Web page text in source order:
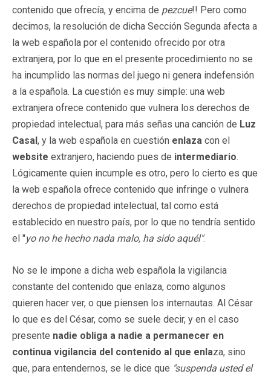
contenido que ofrecía, y encima de pezcue!! Pero como
decimos, la resolución de dicha Sección Segunda afecta a
la web española por el contenido ofrecido por otra
extranjera, por lo que en el presente procedimiento no se
ha incumplido las normas del juego ni genera indefensión
a la española. La cuestión es muy simple: una web
extranjera ofrece contenido que vulnera los derechos de
propiedad intelectual, para más señas una canción de Luz
Casal, y la web española en cuestión enlaza con el
website extranjero, haciendo pues de intermediario.
Lógicamente quien incumple es otro, pero lo cierto es que
la web española ofrece contenido que infringe o vulnera
derechos de propiedad intelectual, tal como está
establecido en nuestro país, por lo que no tendría sentido
el "yo no he hecho nada malo, ha sido aquél".
No se le impone a dicha web española la vigilancia
constante del contenido que enlaza, como algunos
quieren hacer ver, o que piensen los internautas. Al César
lo que es del César, como se suele decir, y en el caso
presente nadie obliga a nadie a permanecer en
continua vigilancia del contenido al que enlaza, sino
que, para entendernos, se le dice que "suspenda usted el